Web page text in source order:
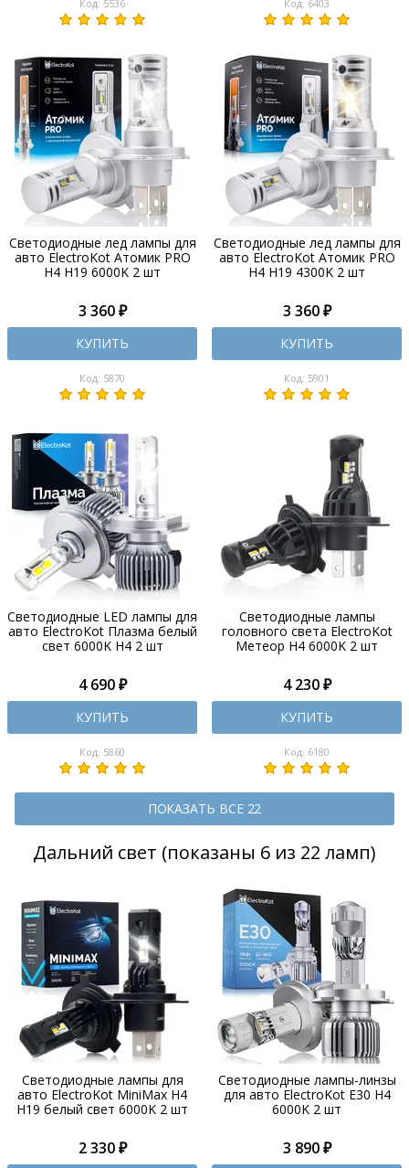
Код: 5536 Код: 6403
Светодиодные лед лампы для
авто ElectroKot Атомик PRO
H4 H19 6000K 2 шт
3 360 ₽
КУПИТЬ
Код: 5870
Светодиодные лед лампы для
авто ElectroKot Атомик PRO
H4 H19 4300K 2 шт
3 360 ₽
КУПИТЬ
Код: 5901
Светодиодные LED лампы для
авто ElectroKot Плазма белый
свет 6000K H4 2 шт
4 690 ₽
КУПИТЬ
Код: 5860
Светодиодные лампы
головного света ElectroKot
Метеор H4 6000K 2 шт
4 230 ₽
КУПИТЬ
Код: 6180
ПОКАЗАТЬ ВСЕ 22
Дальний свет (показаны 6 из 22 ламп)
Светодиодные лампы для
авто ElectroKot MiniMax H4
H19 белый свет 6000K 2 шт
2 330 ₽
Светодиодные лампы-линзы
для авто ElectroKot E30 H4
6000K 2 шт
3 890 ₽